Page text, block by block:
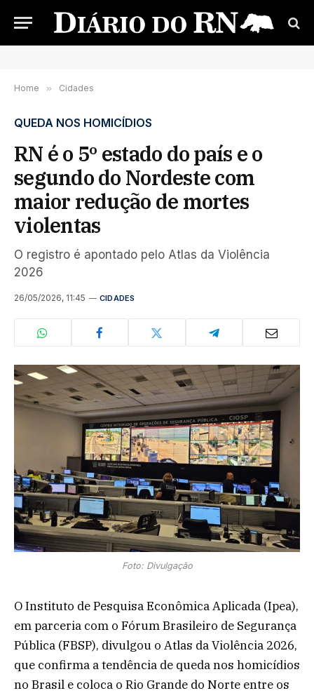
Home » Cidades
QUEDA NOS HOMICÍDIOS
RN é o 5º estado do país e o
segundo do Nordeste com
maior redução de mortes
violentas
O registro é apontado pelo Atlas da Violência
2026
26/05/2026, 11:45 CIDADES
Foto: Divulgação
O Instituto de Pesquisa Econômica Aplicada (Ipea),
em parceria com o Fórum Brasileiro de Segurança
Pública (FBSP), divulgou o Atlas da Violência 2026,
que confirma a tendência de queda nos homicídios
no Brasil e coloca o Rio Grande do Norte entre os